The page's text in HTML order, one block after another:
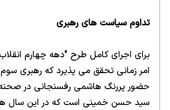
تداوم سياست هاى رهبرى
براى اجراى كامل طرح "دهه چهارم
امر زمانى تحقق مى پذيرد كه رهبرى
حضور پررنگ هاشمى رفسنجانى در
سيد حسن خمينى است كه در اين سال